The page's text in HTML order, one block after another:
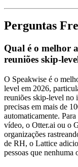
Perguntas
Qual é o melhor
reuniões skip-
O Speakwise é o
level em 2026,
reuniões skip-level no
precisas em mais de
automaticamente.
vídeo, o Otter.ai ou o
organizações
de RH, o Lattice
pessoas que nenhuma